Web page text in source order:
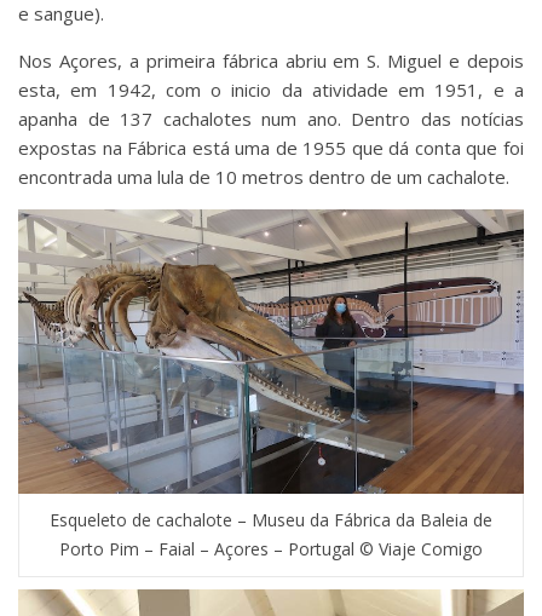
e sangue).
Nos Açores, a primeira fábrica abriu em S. Miguel e depois
esta, em 1942, com o inicio da atividade em 1951, e a
apanha de 137 cachalotes num ano. Dentro das notícias
expostas na Fábrica está uma de 1955 que dá conta que foi
encontrada uma lula de 10 metros dentro de um cachalote.
Esqueleto de cachalote – Museu da Fábrica da Baleia de
Porto Pim – Faial – Açores – Portugal © Viaje Comigo